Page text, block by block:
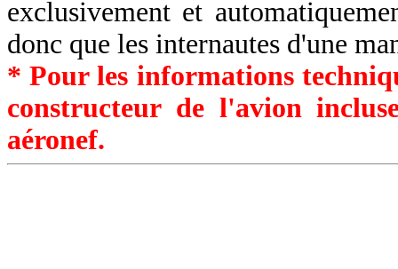
exclusivement et
donc que les internautes d'une
* Pour les informations
constructeur de l'avion
aéronef.